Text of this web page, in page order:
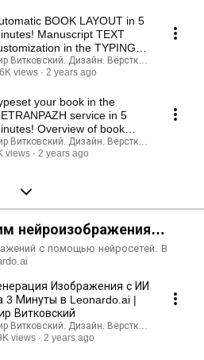
BOOK LAYOUT in 5
Manuscript TEXT
in the TYPING
service
Витковский. Дизайн. Вёрстка. Нейросети.
views
2 years ago
your book in the
service in 5
Overview of book
TEMPLATES
Витковский. Дизайн. Вёрстка. Нейросети.
views
2 years ago
нейроизображения
с помощью нейросетей. В
Изображения с ИИ
3 Минуты в Leonardo.ai |
Витковский
Витковский. Дизайн. Вёрстка. Нейросети.
views
2 years ago